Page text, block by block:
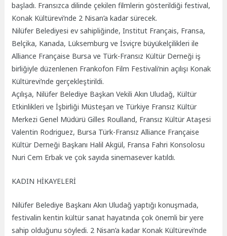
başladı. Fransızca dilinde çekilen filmlerin gösterildiği festival,
Konak Kültürevi’nde 2 Nisan’a kadar sürecek.
Nilüfer Belediyesi ev sahipliğinde, Institut Français, Fransa,
Belçika, Kanada, Lüksemburg ve İsviçre büyükelçilikleri ile
Alliance Française Bursa ve Türk-Fransız Kültür Derneği iş
birliğiyle düzenlenen Frankofon Film Festivali’nin açılışı Konak
Kültürevi’nde gerçekleştirildi.
Açılışa, Nilüfer Belediye Başkan Vekili Akın Uludağ, Kültür
Etkinlikleri ve İşbirliği Müsteşarı ve Türkiye Fransız Kültür
Merkezi Genel Müdürü Gilles Roulland, Fransız Kültür Ataşesi
Valentin Rodriguez, Bursa Türk-Fransız Alliance Française
Kültür Derneği Başkanı Halil Akgül, Fransa Fahri Konsolosu
Nuri Cem Erbak ve çok sayıda sinemasever katıldı.
KADIN HİKAYELERİ
Nilüfer Belediye Başkanı Akın Uludağ yaptığı konuşmada,
festivalin kentin kültür sanat hayatında çok önemli bir yere
sahip olduğunu söyledi. 2 Nisan’a kadar Konak Kültürevi’nde